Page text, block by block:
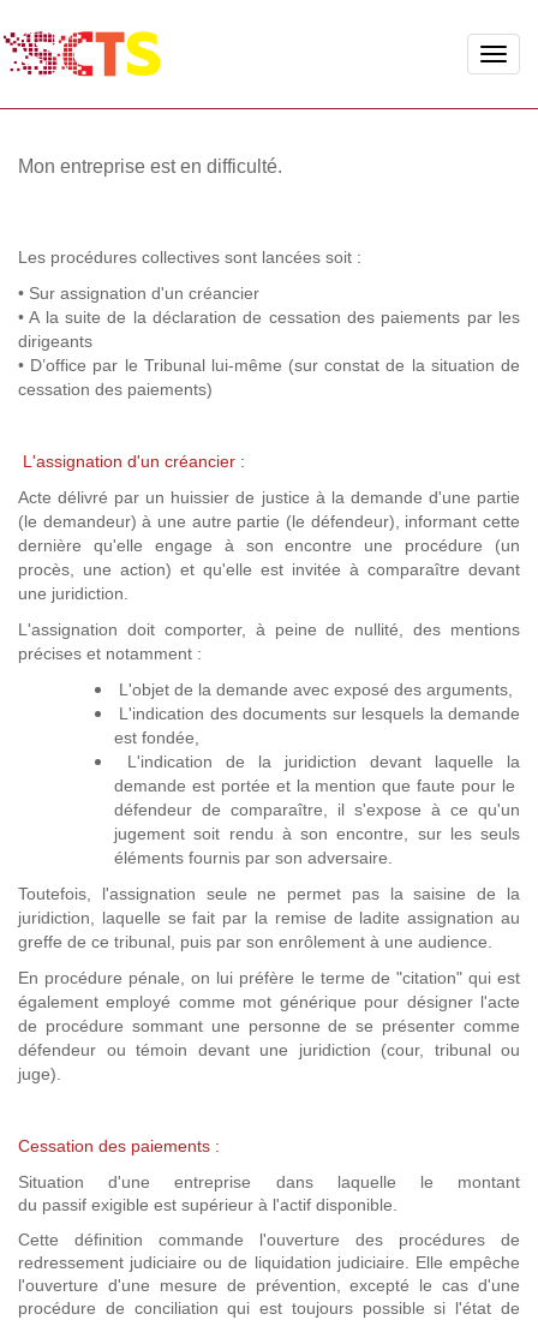
Toggle
Mon entreprise est en difficulté.
Les procédures collectives sont lancées soit :
• Sur assignation d'un créancier
• A la suite de la déclaration de cessation des paiements par les
dirigeants
• D’office par le Tribunal lui-même (sur constat de la situation de
cessation des paiements)
L'assignation d'un créancier :
Acte délivré par un huissier de justice à la demande d'une partie
(le demandeur) à une autre partie (le défendeur), informant cette
dernière qu'elle engage à son encontre une procédure (un
procès, une action) et qu'elle est invitée à comparaître devant
une juridiction.
L'assignation doit comporter, à peine de nullité, des mentions
précises et notamment :
L'objet de la demande avec exposé des arguments,
L'indication des documents sur lesquels la demande
est fondée,
L'indication de la juridiction devant laquelle la
demande est portée et la mention que faute pour le
défendeur de comparaître, il s'expose à ce qu'un
jugement soit rendu à son encontre, sur les seuls
éléments fournis par son adversaire.
Toutefois, l'assignation seule ne permet pas la saisine de la
juridiction, laquelle se fait par la remise de ladite assignation au
greffe de ce tribunal, puis par son enrôlement à une audience.
En procédure pénale, on lui préfère le terme de "citation" qui est
également employé comme mot générique pour désigner l'acte
de procédure sommant une personne de se présenter comme
défendeur ou témoin devant une juridiction (cour, tribunal ou
juge).
Cessation des paiements :
Situation d'une entreprise dans laquelle le montant
du passif exigible est supérieur à l'actif disponible.
Cette définition commande l'ouverture des procédures de
redressement judiciaire ou de liquidation judiciaire. Elle empêche
l'ouverture d'une mesure de prévention, excepté le cas d'une
procédure de conciliation qui est toujours possible si l'état de